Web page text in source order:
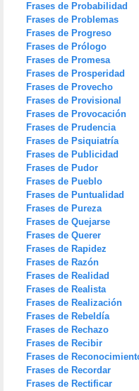
Frases de Probabilidad
Frases de Problemas
Frases de Progreso
Frases de Prólogo
Frases de Promesa
Frases de Prosperidad
Frases de Provecho
Frases de Provisional
Frases de Provocación
Frases de Prudencia
Frases de Psiquiatría
Frases de Publicidad
Frases de Pudor
Frases de Pueblo
Frases de Puntualidad
Frases de Pureza
Frases de Quejarse
Frases de Querer
Frases de Rapidez
Frases de Razón
Frases de Realidad
Frases de Realista
Frases de Realización
Frases de Rebeldía
Frases de Rechazo
Frases de Recibir
Frases de
Frases de Recordar
Frases de Rectificar